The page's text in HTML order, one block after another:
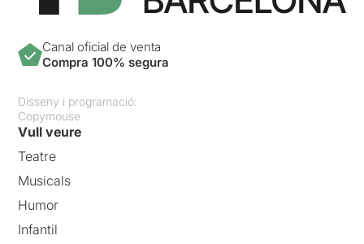
Canal oficial de venta
Compra 100% segura
Disseny i programació:
Copymouse
Vull veure
Teatre
Musicals
Humor
Infantil